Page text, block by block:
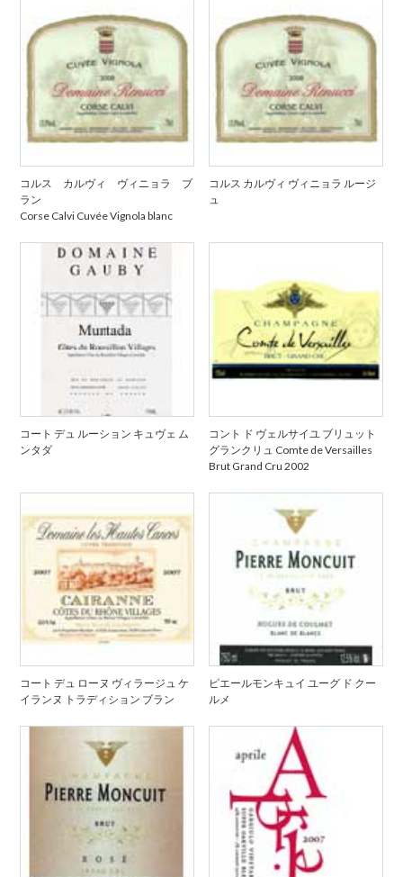
コルス カルヴィ ヴィニョラ ブ
ラン
Corse Calvi Cuvée Vignola blanc
コルス カルヴィ ヴィニョラ ルージ
ュ
コート デュ ルーション キュヴェ ム
ンタダ
コント ド ヴェルサイユ ブリュット
グランクリュ Comte de Versailles
Brut Grand Cru 2002
コート デュ ローヌ ヴィラージュ ケ
イランヌ トラディション ブラン
ピエールモンキュイ ユーグ ド クー
ルメ